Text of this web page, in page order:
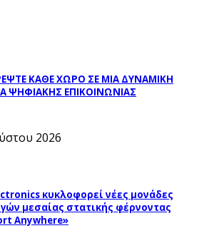
ΚΑΘΕ ΧΩΡΟ ΣΕ ΜΙΑ ΔΥΝΑΜΙΚΗ
ΨΗΦΙΑΚΗΣ ΕΠΙΚΟΙΝΩΝΙΑΣ
2026
κυκλοφορεί νέες μονάδες
μεσαίας στατικής φέρνοντας
Anywhere»